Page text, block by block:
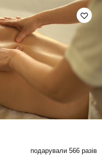
подарували 566 разів